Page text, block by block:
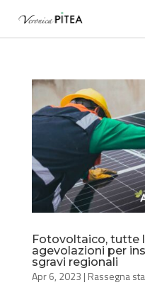
Fotovoltaico, tutte
agevolazioni per
sgravi regionali
Apr 6, 2023 | Rassegna